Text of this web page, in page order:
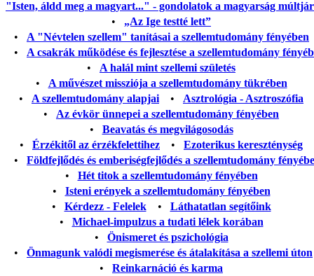
"Isten, áldd meg a magyart..." - gondolatok a magyarság
• „Az Ige testté lett”
• A "Névtelen szellem" tanításai a szellemtudomány fényében
• A csakrák működése és fejlesztése a szellemtudomány
• A halál mint szellemi születés
• A művészet missziója a szellemtudomány tükrében
• A szellemtudomány alapjai • Asztrológia - Asztroszófia
• Az évkör ünnepei a szellemtudomány fényében
• Beavatás és megvilágosodás
• Érzékitől az érzékfelettihez • Ezoterikus kereszténység
• Földfejlődés és emberiségfejlődés a szellemtudomány
• Hét titok a szellemtudomány fényében
• Isteni erények a szellemtudomány fényében
• Kérdezz - Felelek• Láthatatlan segítőink
• Michael-impulzus a tudati lélek korában
• Önismeret és pszichológia
• Önmagunk valódi megismerése és átalakítása a szellemi úton
• Reinkarnáció és karma